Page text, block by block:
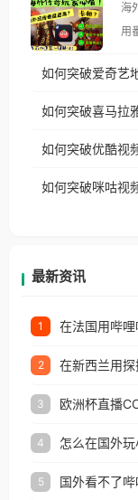
像
仅能
台
权
海
用番
播放”的
制
户
如何突破爱奇艺
如何突破喜马拉
如何突破优酷视
如何突破咪咕视
最新资讯
1
2
3
4 怎么在国外
5